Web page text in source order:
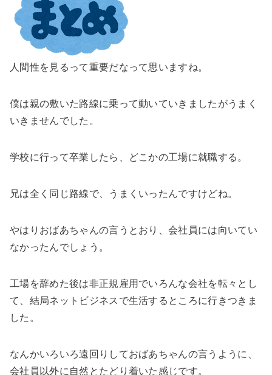
人間性を見るって重要だなって思いますね。
僕は親の敷いた路線に乗って動いていきましたがうまく
いきませんでした。
学校に行って卒業したら、どこかの工場に就職する。
兄は全く同じ路線で、うまくいったんですけどね。
やはりおばあちゃんの言うとおり、会社員には向いてい
なかったんでしょう。
工場を辞めた後は非正規雇用でいろんな会社を転々とし
て、結局ネットビジネスで生活するところに行きつきま
した。
なんかいろいろ遠回りしておばあちゃんの言うように、
会社員以外に自然とたどり着いた感じです。